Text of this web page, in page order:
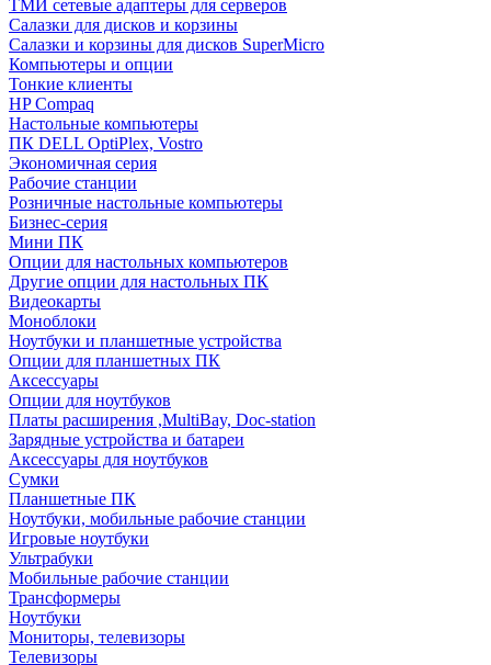
ТМИ сетевые адаптеры для серверов
Салазки для дисков и корзины
Салазки и корзины для дисков SuperMicro
Компьютеры и опции
Тонкие клиенты
HP Compaq
Настольные компьютеры
ПК DELL OptiPlex, Vostro
Экономичная серия
Рабочие станции
Розничные настольные компьютеры
Бизнес-серия
Мини ПК
Опции для настольных компьютеров
Другие опции для настольных ПК
Видеокарты
Моноблоки
Ноутбуки и планшетные устройства
Опции для планшетных ПК
Аксессуары
Опции для ноутбуков
Платы расширения ,MultiBay, Doc-station
Зарядные устройства и батареи
Аксессуары для ноутбуков
Сумки
Планшетные ПК
Ноутбуки, мобильные рабочие станции
Игровые ноутбуки
Ультрабуки
Мобильные рабочие станции
Трансформеры
Ноутбуки
Мониторы, телевизоры
Телевизоры